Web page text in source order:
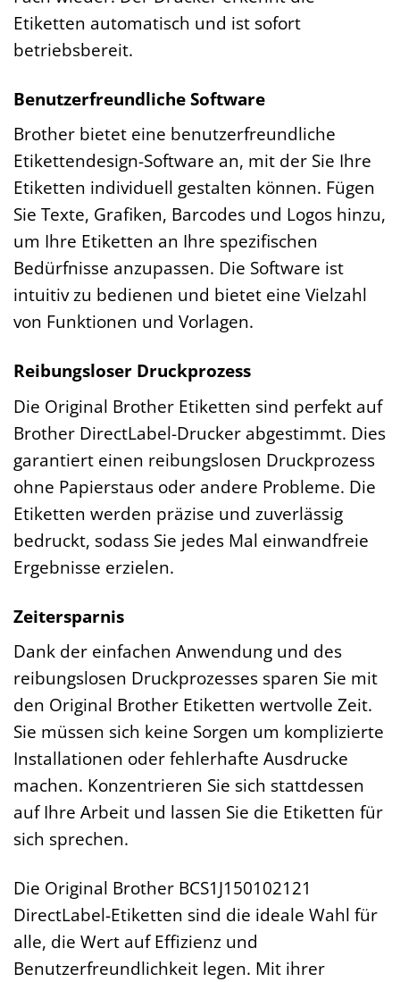
Etiketten automatisch und ist sofort
betriebsbereit.
Benutzerfreundliche Software
Brother bietet eine benutzerfreundliche
Etikettendesign-Software an, mit der Sie Ihre
Etiketten individuell gestalten können. Fügen
Sie Texte, Grafiken, Barcodes und Logos hinzu,
um Ihre Etiketten an Ihre spezifischen
Bedürfnisse anzupassen. Die Software ist
intuitiv zu bedienen und bietet eine Vielzahl
von Funktionen und Vorlagen.
Reibungsloser Druckprozess
Die Original Brother Etiketten sind perfekt auf
Brother DirectLabel-Drucker abgestimmt. Dies
garantiert einen reibungslosen Druckprozess
ohne Papierstaus oder andere Probleme. Die
Etiketten werden präzise und zuverlässig
bedruckt, sodass Sie jedes Mal einwandfreie
Ergebnisse erzielen.
Zeitersparnis
Dank der einfachen Anwendung und des
reibungslosen Druckprozesses sparen Sie mit
den Original Brother Etiketten wertvolle Zeit.
Sie müssen sich keine Sorgen um komplizierte
Installationen oder fehlerhafte Ausdrucke
machen. Konzentrieren Sie sich stattdessen
auf Ihre Arbeit und lassen Sie die Etiketten für
sich sprechen.
Die Original Brother BCS1J150102121
DirectLabel-Etiketten sind die ideale Wahl für
alle, die Wert auf Effizienz und
Benutzerfreundlichkeit legen. Mit ihrer